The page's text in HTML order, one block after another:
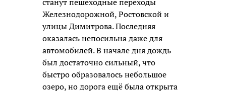
Железнодорожной, Ростовской и
улицы Димитрова. Последняя
оказалась непосильна даже для
автомобилей. В начале дня дождь
был достаточно сильный, что
быстро образовалось небольшое
озеро, но дорога ещё была открыта